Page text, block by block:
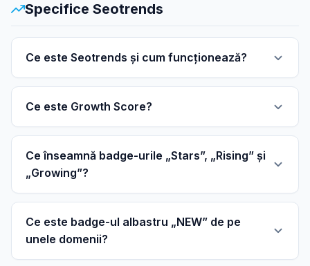
Specifice Seotrends
Ce este Seotrends și cum funcționează?
Ce este Growth Score?
Ce înseamnă badge-urile „Stars”, „Rising” și
„Growing”?
Ce este badge-ul albastru „NEW” de pe
unele domenii?